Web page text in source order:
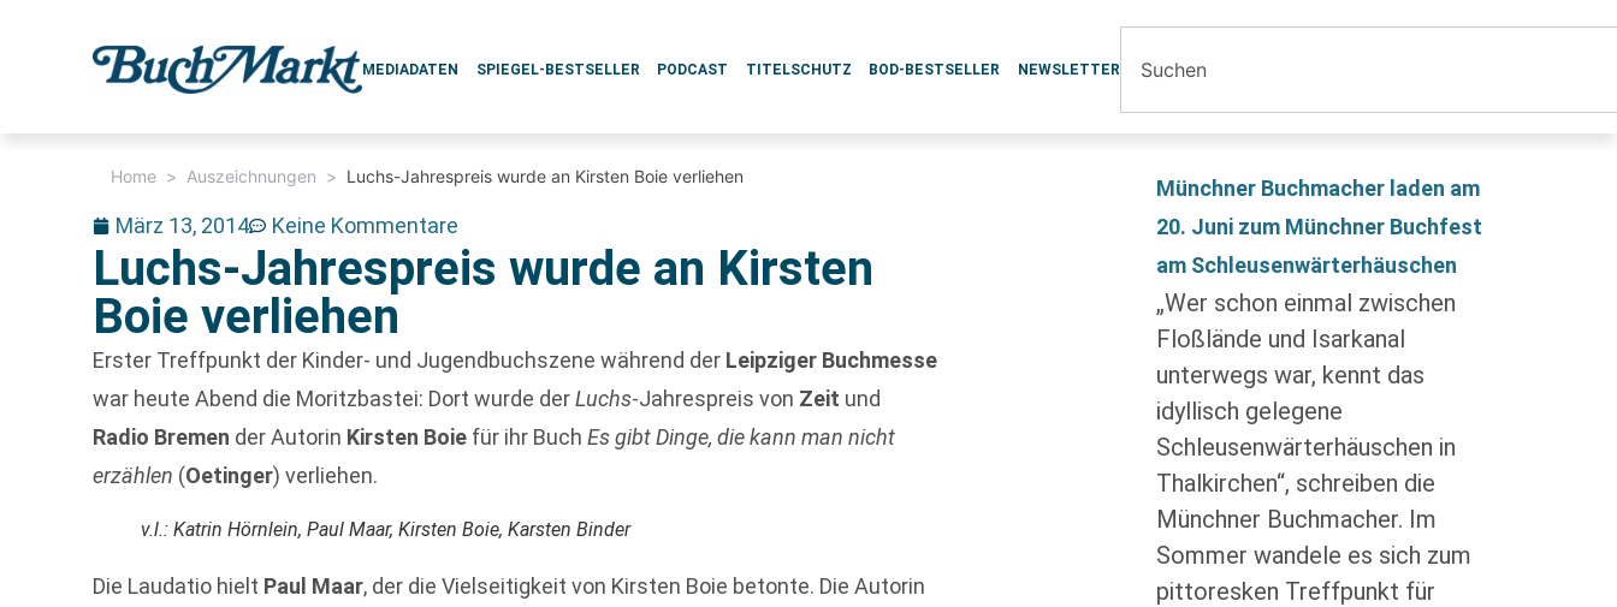
MEDIADATEN SPIEGEL-BESTSELLER PODCAST TITELSCHUTZ BOD-BESTSELLER NEWSLETTER
Home > Auszeichnungen > Luchs-Jahrespreis wurde an Kirsten Boie verliehen
März 13, 2014 Keine Kommentare
Luchs-Jahrespreis wurde an Kirsten
Boie verliehen
Erster Treffpunkt der Kinder- und Jugendbuchszene während der Leipziger Buchmesse
war heute Abend die Moritzbastei: Dort wurde derLuchs-Jahrespreis von Zeit und
Radio Bremen der Autorin Kirsten Boie für ihr BuchEs gibt Dinge, die kann man nicht
erzählen (Oetinger) verliehen.
v.l.: Katrin Hörnlein, Paul Maar, Kirsten Boie, Karsten Binder
Die Laudatio hielt Paul Maar, der die Vielseitigkeit von Kirsten Boie betonte. Die Autorin
Münchner Buchmacher laden am
20. Juni zum Münchner Buchfest
am Schleusenwärterhäuschen
„Wer schon einmal zwischen
Floßlände und Isarkanal
unterwegs war, kennt das
idyllisch gelegene
Schleusenwärterhäuschen in
Thalkirchen“, schreiben die
Münchner Buchmacher. Im
Sommer wandele es sich zum
pittoresken Treffpunkt für